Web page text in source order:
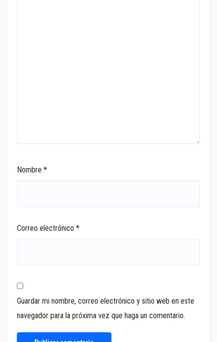
Nombre *
Correo electrónico *
Guardar mi nombre, correo electrónico y sitio web en este
navegador para la próxima vez que haga un comentario.